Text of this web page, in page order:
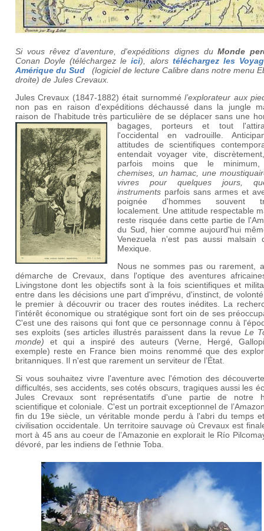
Si vous rêvez d'aventure, d'expéditions dignes duMonde
Conan Doyle (téléchargez leici), alors téléchargez les
Amérique du Sud
(logiciel de lecture Calibre dans notre menu
droite) de Jules Crevaux.
Jules Crevaux (1847-1882) était surnommél’explorateur aux
non pas en raison d'expéditions déchaussé dans la jungle
raison de l'habitude très particulière de se déplacer sans une
bagages, porteurs et tout
l'occidental en vadrouille.
attitudes de scientifiques
entendait voyager vite,
parfois moins que le
chemises, un hamac, une
vivres pour quelques jours,
instruments parfois sans armes et
poignée d'hommes souvent
localement. Une attitude respectable
reste risquée dans cette partie de
du Sud, hier comme aujourd'hui
Venezuela n'est pas aussi malsain
Mexique.
Nous ne sommes pas ou rarement,
démarche de Crevaux, dans l'optique des aventures
Livingstone dont les objectifs sont à la fois scientifiques et
entre dans les décisions une part d'imprévu, d'instinct, de
le premier à découvrir ou tracer des routes inédites. La
l'intérêt économique ou stratégique sont fort oin de ses
C'est une des raisons qui font que ce personnage connu à
ses exploits (ses articles illustrés paraissent dans la revue Le
monde) et qui a inspiré des auteurs (Verne, Hergé,
exemple) reste en France bien moins renommé que des
britanniques. Il n'est que rarement un serviteur de l’État.
Si vous souhaitez vivre l'aventure avec l'émotion des
difficultés, ses accidents, ses cotés obscurs, tragiques aussi les
Jules Crevaux sont représentatifs d'une partie de notre
scientifique et coloniale. C'est un portrait exceptionnel de
fin du 19e siècle, un véritable monde perdu à l'abri du temps
civilisation occidentale. Un territoire sauvage où Crevaux est
mort à 45 ans au coeur de l’Amazonie en explorait le Río
dévoré, par les indiens de l’ethnie Toba.